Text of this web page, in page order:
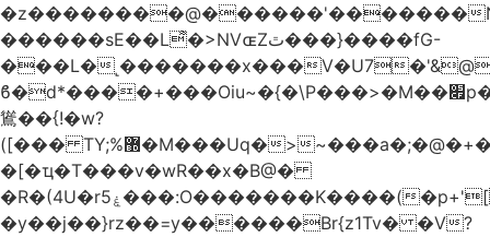
�z��������@������'�������
������sE��L͌�>NVɶZٿ���}����fG-
���L�˻�������x���V�U7
ϐ�d*����+���Oiu~�{�\P���>�M��׏p���I���
䳷��{!�w?
([��� TY;%޽�M���Uq�>~���a�;�@�+�/
�[�ҵ�T���v�wR��x�B@�
�R�(4U�rۼ5���:O�������K����(�p+'[ҷ����[�[q�c^i��v������z���@�|
�y��j��}rz��=y������Br{z1Tv� �V?